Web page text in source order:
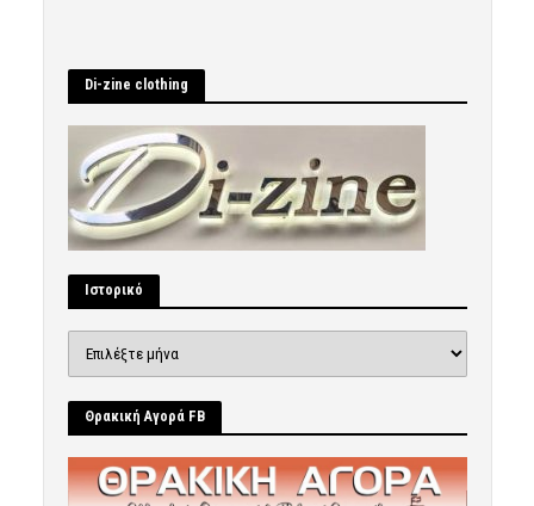
Di-zine clothing
Ιστορικό
Θρακική Αγορά FB